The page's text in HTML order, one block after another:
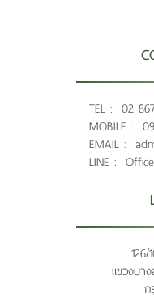
TEL : 02
MOBILE :
EMAIL :
LINE :
แขวงบา
ก